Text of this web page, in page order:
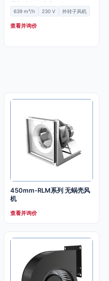
带蜗壳制冷离心风机
639 m³/h 230 V 外转子风机
查看并询价
450mm-RLM系列 无蜗壳风
机
查看并询价